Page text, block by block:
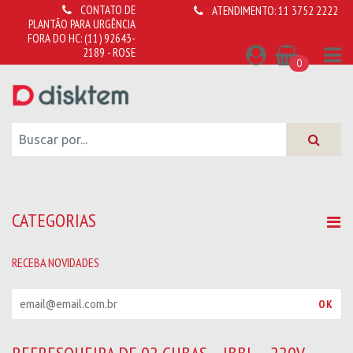
CONTATO DE
PLANTÃO PARA URGÊNCIA
FORA DO HC:(11) 92643-
2189 - ROSE
ATENDIMENTO:11 3752 2222
0
CATEGORIAS
RECEBA NOVIDADES
OK